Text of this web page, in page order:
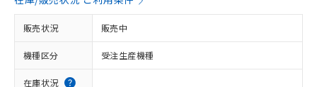
販売状況 販売中
機種区分 受注生産機種
在庫状況